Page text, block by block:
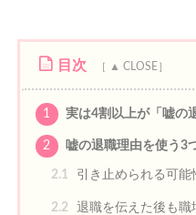
目次
1 実は4割以上が「嘘の
2 嘘の退職理由を使う3
2.1 引き止められる可能
2.2 退職を伝えた後も職